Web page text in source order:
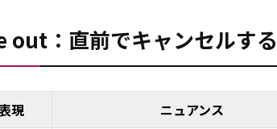
out：直前でキャンセルする
現 ニュアンス